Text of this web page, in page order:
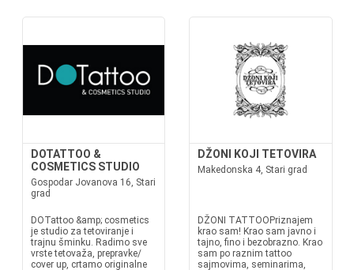
DOTATTOO &
COSMETICS STUDIO
Gospodar Jovanova 16, Stari
grad
DOTattoo &amp; cosmetics
je studio za tetoviranje i
trajnu šminku. Radimo sve
vrste tetovaža, prepravke/
cover up, crtamo originalne
DŽONI KOJI TETOVIRA
Makedonska 4, Stari grad
DŽONI TATTOOPriznajem
krao sam! Krao sam javno i
tajno, fino i bezobrazno. Krao
sam po raznim tattoo
sajmovima, seminarima,